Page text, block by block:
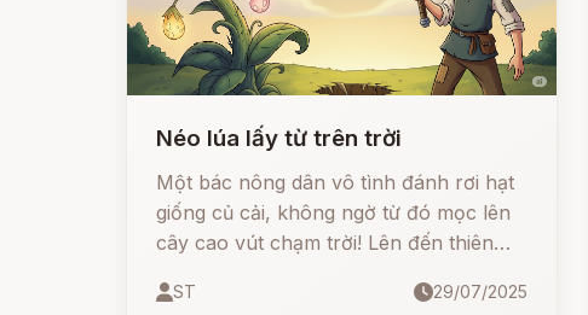
Néo lúa lấy từ trên trời
Một bác nông dân vô tình đánh rơi hạt
giống củ cải, không ngờ từ đó mọc lên
cây cao vút chạm trời! Lên đến thiên
chiếc néo lúa từ trên trời như bằng
ST 29/07/2025